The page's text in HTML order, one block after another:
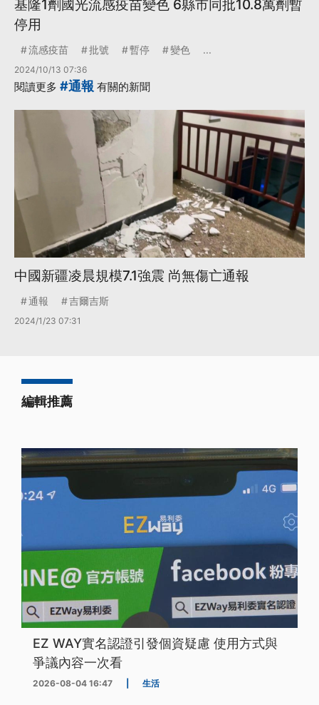
基隆1劑國光流感疫苗變色 6縣市同批10.8萬劑暫
停用
流感疫苗 批號 暫停 變色 ...
2024/10/13 07:36
閱讀更多 #通報 有關的新聞
中國新疆凌晨規模7.1強震 尚無傷亡通報
通報 吉爾吉斯
2024/1/23 07:31
編輯推薦
EZ WAY實名認證引發個資疑慮 使用方式與
爭議內容一次看
2026-08-04 16:47 生活